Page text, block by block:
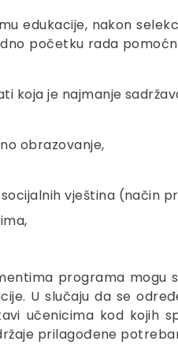
edukacije, nakon
početku rada
koja je najmanje
obrazovanje,
vještina (način
programa mogu
U slučaju da se
učenicima kod kojih
prilagođene